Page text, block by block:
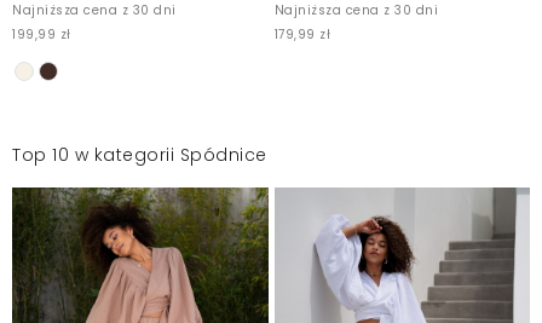
Najniższa cena z 30 dni
199,99 zł
Najniższa cena z 30 dni
179,99 zł
Top 10 w kategorii Spódnice